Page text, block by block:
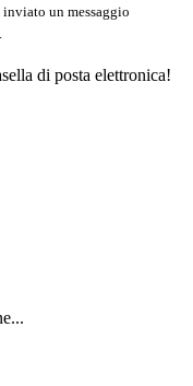
inviato un messaggio
di posta elettronica!